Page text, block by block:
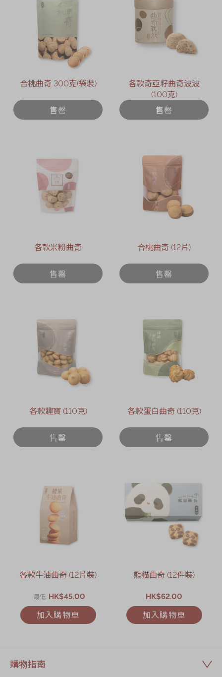
合桃曲奇 300克(袋裝)
售罄
各款奇亞籽曲奇波波
(100克)
售罄
各款米粉曲奇
售罄
合桃曲奇 (12片)
售罄
各款趣寶 (110克)
售罄
各款蛋白曲奇 (110克)
售罄
各款牛油曲奇 (12片裝)
最低 HK$45.00
加入購物車
熊貓曲奇 (12件裝)
HK$62.00
加入購物車
購物指南